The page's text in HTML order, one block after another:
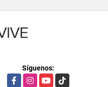
Síguenos:
FacebookInstagramYouTubeTikTok